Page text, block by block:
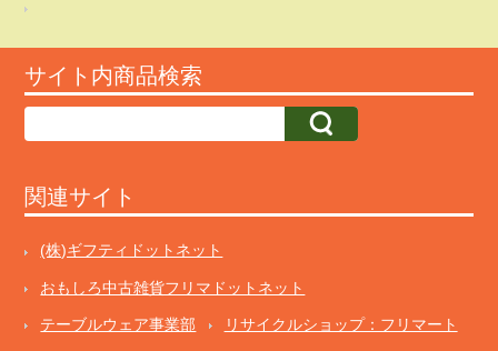
サイト内商品検索
関連サイト
(株)ギフティドットネット
おもしろ中古雑貨フリマドットネット
テーブルウェア事業部 リサイクルショップ：フリマート